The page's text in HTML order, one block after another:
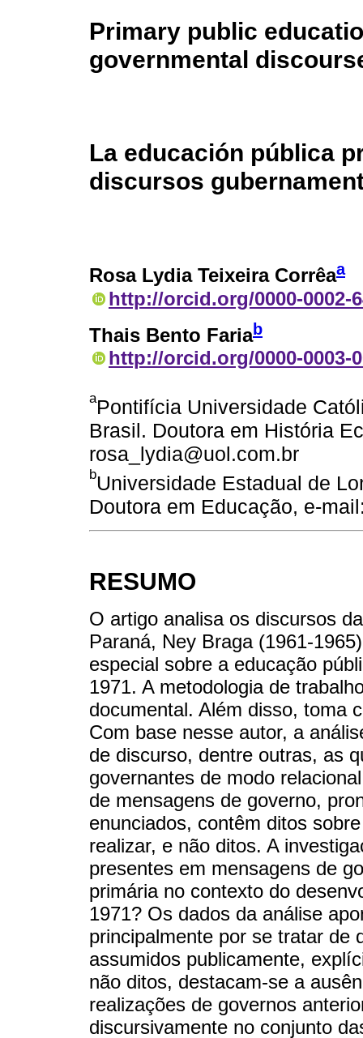
Primary public
governmental
La educación pública
discursos
Rosa Lydia Teixeira Corrêaa
http://orcid.org/0000-0002-
Thais Bento Fariab
http://orcid.org/0000-0003-
aPontifícia Universidade
Brasil. Doutora em História
rosa_lydia@uol.com.br
bUniversidade Estadual de
Doutora em Educação, e-
RESUMO
O artigo analisa os discursos
Paraná, Ney Braga (1961-
especial sobre a educação
1971. A metodologia de
documental. Além disso, toma
Com base nesse autor, a
de discurso, dentre outras, as
governantes de modo
de mensagens de governo,
enunciados, contêm ditos
realizar, e não ditos. A
presentes em mensagens de
primária no contexto do
1971? Os dados da análise
principalmente por se tratar de
assumidos publicamente,
não ditos, destacam-se a
realizações de governos
discursivamente no conjunto